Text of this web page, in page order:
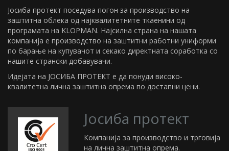
Јосиба протект поседува погон за производство на
заштитна облека од најквалитетните ткаенини од
програмата на KLOPMAN. Најсилна страна на нашата
компанија е производство на заштитни работни униформи
по барање на купувачот и секако директната соработка со
нашите странски добавувачи.
Идејата на ЈОСИБА ПРОТЕКТ е да понуди високо-
квалитетна лична заштитна опрема по достапни цени.
Јосиба протект
Компанија за производство и трговија
на лична заштитна опрема.